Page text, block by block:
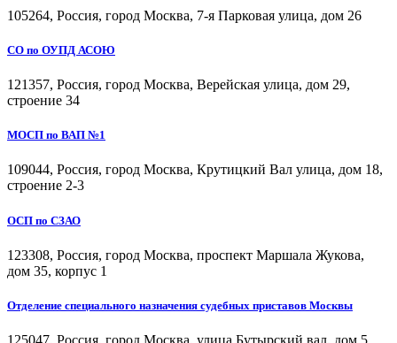
105264, Россия, город Москва, 7-я Парковая улица, дом 26
СО по ОУПД АСОЮ
121357, Россия, город Москва, Верейская улица, дом 29,
строение 34
МОСП по ВАП №1
109044, Россия, город Москва, Крутицкий Вал улица, дом 18,
строение 2-3
ОСП по СЗАО
123308, Россия, город Москва, проспект Маршала Жукова,
дом 35, корпус 1
Отделение специального назначения судебных приставов Москвы